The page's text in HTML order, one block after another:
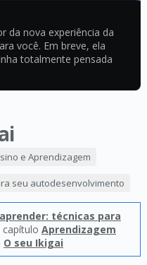
da nova experiência da
você. Em breve, ela
totalmente pensada
e Aprendizagem
seu autodesenvolvimento
técnicas para
capítulo Aprendizagem
O seu Ikigai